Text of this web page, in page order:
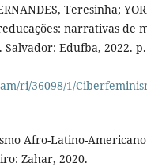
Teresinha;
narrativas de
Edufba, 2022. p.
ri/36098/1/
Afro-Latino-
Zahar, 2020.